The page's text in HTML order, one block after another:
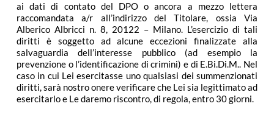
ai dati di contato del DPO o ancora a mezzo lettera
raccomandata a/r all’indirizzo del Titolare, ossia Via
Alberico Albricci n. 8, 20122 – Milano. L’esercizio di tali
diritti è soggetto ad alcune eccezioni finalizzate alla
salvaguardia dell’interesse pubblico (ad esempio la
prevenzione o l’identificazione di crimini) e di E.Bi.Di.M.. Nel
caso in cui Lei esercitasse uno qualsiasi dei summenzionati
diritti, sarà nostro onere verificare che Lei sia legittimato ad
esercitarlo e Le daremo riscontro, di regola, entro 30 giorni.